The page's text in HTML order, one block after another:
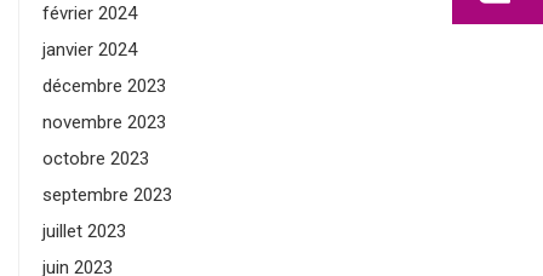
février 2024
janvier 2024
décembre 2023
novembre 2023
octobre 2023
septembre 2023
juillet 2023
juin 2023